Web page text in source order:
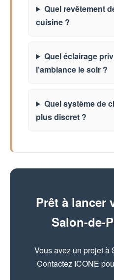
Quel revêtement
cuisine ?
Quel éclairage
l'ambiance le soir ?
Quel système de
plus discret ?
Prêt à lancer
Salon-de-
Vous avez un projet à
Contactez ICONE